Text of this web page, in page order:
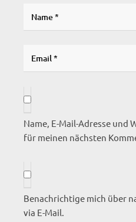
Name, E-Mail-Adresse und
für meinen nächsten
Benachrichtige mich über
via E-Mail.